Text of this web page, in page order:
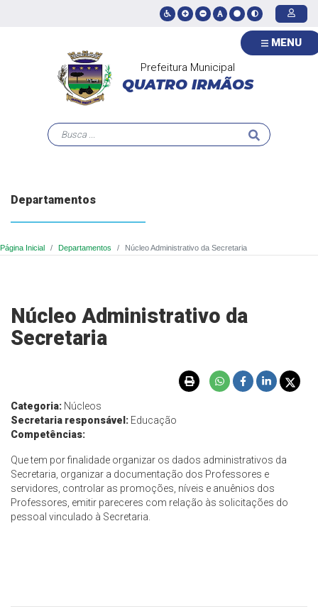
Prefeitura Municipal
QUATRO IRMÃOS
MENU
Departamentos
Página Inicial Departamentos Núcleo Administrativo da Secretaria
Núcleo Administrativo da
Secretaria
Categoria: Núcleos
Secretaria responsável: Educação
Competências:
Que tem por finalidade organizar os dados administrativos da
Secretaria, organizar a documentação dos Professores e
servidores, controlar as promoções, níveis e anuênios dos
Professores, emitir pareceres com relação às solicitações do
pessoal vinculado à Secretaria.